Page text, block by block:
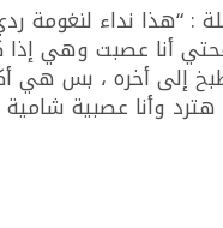
: “هذا نداء لنغومة
أنا عصبت وهي إذا
إلى أخره ، بس هي
وأنا عصبية شامية